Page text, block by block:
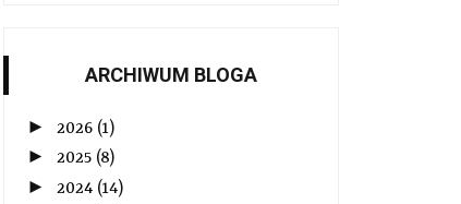
ARCHIWUM BLOGA
► 2026 (1)
► 2025 (8)
► 2024 (14)